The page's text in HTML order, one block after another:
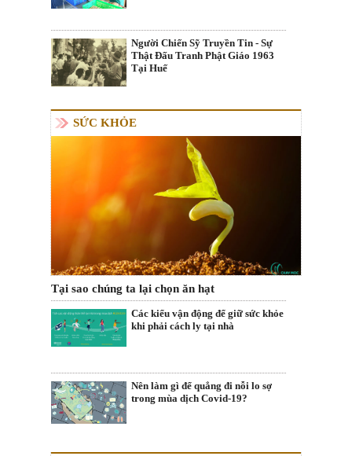
Người Chiến Sỹ Truyền Tin - Sự
Thật Đấu Tranh Phật Giáo 1963
Tại Huế
SỨC KHỎE
Tại sao chúng ta lại chọn ăn hạt
Các kiểu vận động để giữ sức khỏe
khi phải cách ly tại nhà
Nên làm gì để quẳng đi nỗi lo sợ
trong mùa dịch Covid-19?